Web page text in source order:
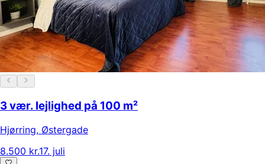
3 vær. lejlighed på 100 m²
Hjørring, Østergade
8.500 kr.17. juli